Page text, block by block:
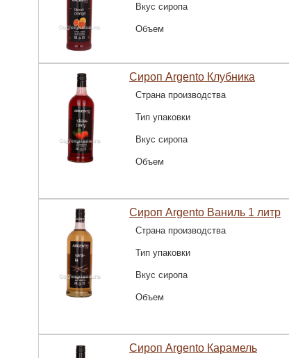
Вкус сиропа
Объем
Сироп Argento Клубника
Страна производства
Тип упаковки
Вкус сиропа
Объем
Сироп Argento Ваниль 1 литр
Страна производства
Тип упаковки
Вкус сиропа
Объем
Сироп Argento Карамель